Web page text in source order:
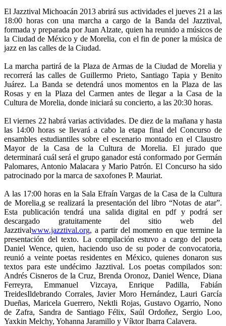
El Jazztival Michoacán 2013 abrirá sus actividades el jueves 21 a las
18:00 horas con una marcha a cargo de la Banda del Jazztival,
formada y preparada por Juan Alzate, quien ha reunido a músicos de
la Ciudad de México y de Morelia, con el fin de poner la música de
jazz en las calles de la Ciudad.
La marcha partirá de la Plaza de Armas de la Ciudad de Morelia y
recorrerá las calles de Guillermo Prieto, Santiago Tapia y Benito
Juárez. La Banda se detendrá unos momentos en la Plaza de las
Rosas y en la Plaza del Carmen antes de llegar a la Casa de la
Cultura de Morelia, donde iniciará su concierto, a las 20:30 horas.
El viernes 22 habrá varias actividades. De diez de la mañana y hasta
las 14:00 horas se llevará a cabo la etapa final del Concurso de
ensambles estudiantiles sobre el escenario montado en el Claustro
Mayor de la Casa de la Cultura de Morelia. El jurado que
determinará cuál será el grupo ganador está conformado por Germán
Palomares, Antonio Malacara y Mario Patrón. El Concurso ha sido
patrocinado por la marca de saxofones P. Mauriat.
A las 17:00 horas en la Sala Efraín Vargas de la Casa de la Cultura
de Morelia,g se realizará la presentación del libro “Notas de atar”.
Esta publicación tendrá una salida digital en pdf y podrá ser
descargado gratuitamente del sitio web del
Jazztivalwww.jazztival.org, a partir del momento en que termine la
presentación del texto. La compilación estuvo a cargo del poeta
Daniel Wence, quien, haciendo uso de su poder de convocatoria,
reunió a veinte poetas residentes en México, quienes donaron sus
textos para este undécimo Jazztival. Los poetas compilados son:
Andrés Cisneros de la Cruz, Brenda Oronoz, Daniel Wence, Diana
Ferreyra, Emmanuel Vizcaya, Enrique Padilla, Fabián
TreidesIldebrando Corrales, Javier Moro Hernández, Lauri García
Dueñas, Maricela Guerrero, Nektli Rojas, Gustavo Ogarrio, Nono
de Zafra, Sandra de Santiago Félix, Saúl Ordoñez, Sergio Loo,
Yaxkin Melchy, Yohanna Jaramillo y Víktor Ibarra Calavera.